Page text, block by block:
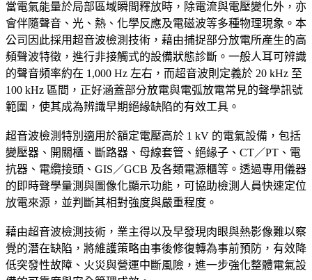
當電氣能量於局部區域瞬間釋放時，除電流與電壓變化外，亦
會伴隨聲音、光、熱、化學反應及電磁波等多種物理現象。本
公司因此採用超音波檢測技術，藉由捕捉部分放電所產生的高
頻聲波特徵，進行非接觸式的設備狀態診斷。一般人耳可辨識
的聲音頻率約在 1,000 Hz 左右，而超音波則定義於 20 kHz 至
100 kHz 區間，正好涵蓋部分放電與電弧放電常見的聲學訊號
範圍，使其成為辨識早期絕緣缺陷的有效工具。
超音波檢測特別適用於額定電壓高於 1 kV 的電氣設備，包括
變壓器、開關櫃、斷路器、母線套管、絕緣子、CT／PT、電
抗器、電纜接頭、GIS／GCB 及各類電源櫃等。透過專用儀器
的即時聲學量測與圖像化顯示功能，可協助檢測人員快速定位
放電來源，並判斷其相對強度與嚴重程度。
藉由超音波檢測技術，業主得以及早發現肉眼與熱影像難以察
覺的潛在缺陷，將維護策略由事後修復轉為事前預防，有效降
低突發性故障、火災與營運中斷風險，進一步強化整體電氣設